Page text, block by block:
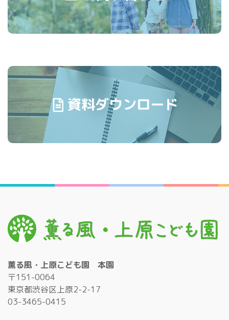
薫る風・上原こども園 本園
〒151-0064
東京都渋谷区上原2-2-17
03-3465-0415